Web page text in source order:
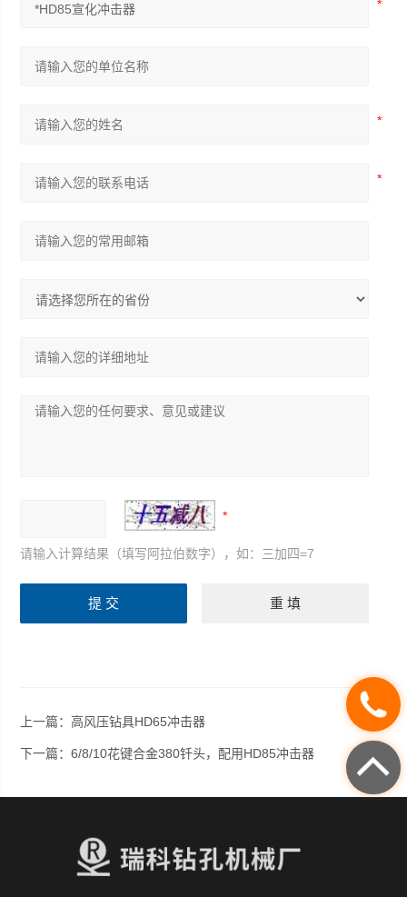
请输入计算结果（填写阿拉伯数字），如：三加四=7
上一篇：高风压钻具HD65冲击器
下一篇：6/8/10花键合金380钎头，配用HD85冲击器